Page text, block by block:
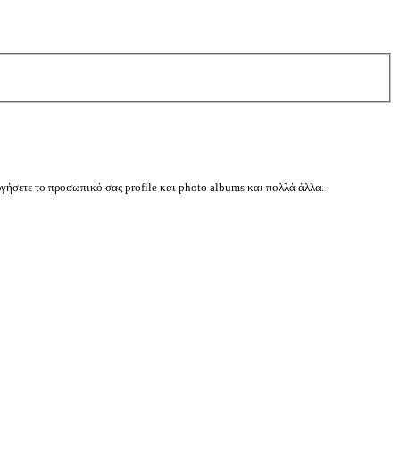
το προσωπικό σας profile και photo albums και πολλά άλλα.